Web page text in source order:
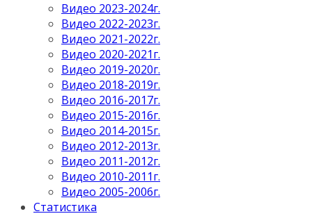
Видео 2023-2024г.
Видео 2022-2023г.
Видео 2021-2022г.
Видео 2020-2021г.
Видео 2019-2020г.
Видео 2018-2019г.
Видео 2016-2017г.
Видео 2015-2016г.
Видео 2014-2015г.
Видео 2012-2013г.
Видео 2011-2012г.
Видео 2010-2011г.
Видео 2005-2006г.
Статистика